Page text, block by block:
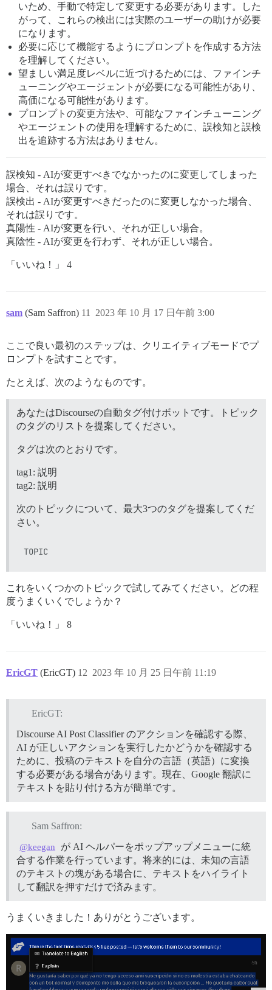
いため、手動で特定して変更する必要があります。した
がって、これらの検出には実際のユーザーの助けが必要
になります。
必要に応じて機能するようにプロンプトを作成する方法
を理解してください。
望ましい満足度レベルに近づけるためには、ファインチ
ューニングやエージェントが必要になる可能性があり、
高価になる可能性があります。
プロンプトの変更方法や、可能なファインチューニング
やエージェントの使用を理解するために、誤検知と誤検
出を追跡する方法はありません。
誤検知 - AIが変更すべきでなかったのに変更してしまった
場合、それは誤りです。
誤検出 - AIが変更すべきだったのに変更しなかった場合、
それは誤りです。
真陽性 - AIが変更を行い、それが正しい場合。
真陰性 - AIが変更を行わず、それが正しい場合。
「いいね！」 4
sam (Sam Saffron) 2023 年 10 月 17 日午前 3:00
11
ここで良い最初のステップは、クリエイティブモードでプ
ロンプトを試すことです。
たとえば、次のようなものです。
あなたはDiscourseの自動タグ付けボットです。トピック
のタグのリストを提案してください。
タグは次のとおりです。
tag1: 説明
tag2: 説明
次のトピックについて、最大3つのタグを提案してくだ
さい。
これをいくつかのトピックで試してみてください。どの程
度うまくいくでしょうか？
「いいね！」 8
EricGT (EricGT) 2023 年 10 月 25 日午前 11:19
12
EricGT:
Discourse AI Post Classifier のアクションを確認する際、
AI が正しいアクションを実行したかどうかを確認する
ために、投稿のテキストを自分の言語（英語）に変換
する必要がある場合があります。現在、Google 翻訳に
テキストを貼り付ける方が簡単です。
Sam Saffron:
@keegan
が AI ヘルパーをポップアップメニューに統
合する作業を行っています。将来的には、未知の言語
のテキストの塊がある場合に、テキストをハイライト
して翻訳を押すだけで済みます。
うまくいきました！ありがとうございます。